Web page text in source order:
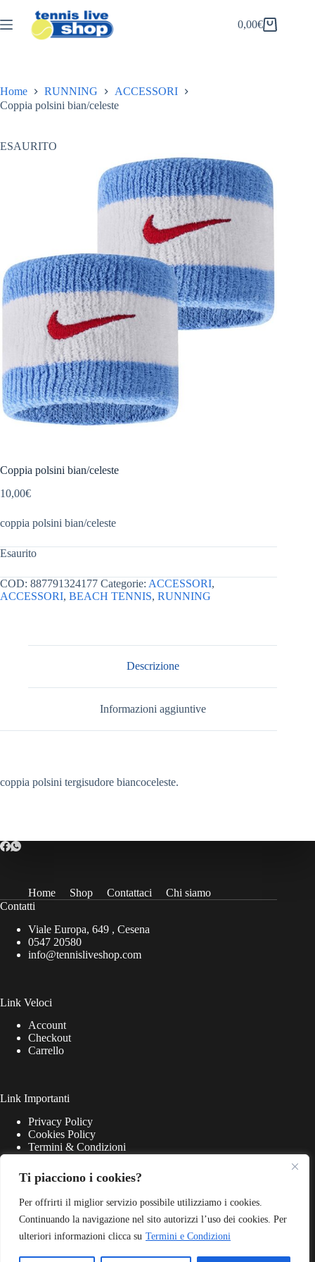
Ti piacciono i cookies?
Per offrirti il miglior servizio possibile utilizziamo i cookies.
Continuando la navigazione nel sito autorizzi l’uso dei cookies. Per
ulteriori informazioni clicca su Termini e Condizioni
al
contenuto
Carrello
0,00€
Home RUNNING
ACCESSORI
Coppia polsini bian/celeste
ESAURITO
Coppia polsini bian/celeste
10,00€
coppia polsini bian/celeste
Esaurito
COD: 887791324177 Categorie: ACCESSORI,
ACCESSORI, BEACH TENNIS, RUNNING
Descrizione
Informazioni aggiuntive
coppia polsini tergisudore biancoceleste.
Home Shop Contattaci
Chi siamo
Contatti
Viale Europa, 649 , Cesena
0547 20580
info@tennisliveshop.com
Link Veloci
Account
Checkout
Carrello
Link Importanti
Privacy Policy
Cookies Policy
Termini & Condizioni